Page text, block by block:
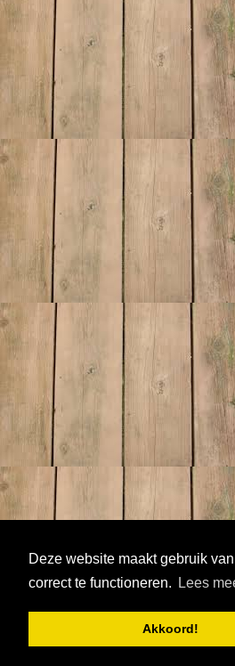
Deze website maakt gebruik
correct te functioneren.
Lees
Akkoord!